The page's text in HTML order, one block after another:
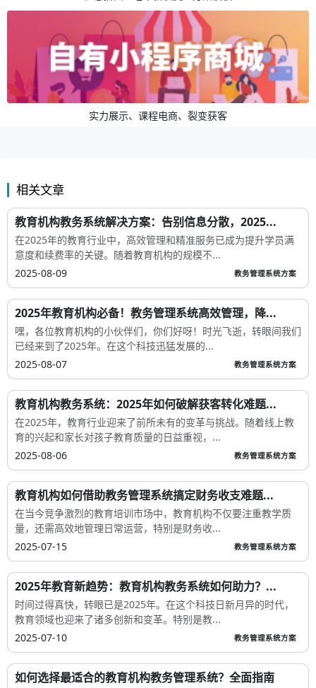
实力展示、课程电商、裂变获客
相关文章
教育机构教务系统解决方案：告别信息分散，2025...
在2025年的教育行业中，高效管理和精准服务已成为提升学员满
意度和续费率的关键。随着教育机构的规模不...
2025-08-09
教务管理系统方案
2025年教育机构必备！教务管理系统高效管理，降...
嘿，各位教育机构的小伙伴们，你们好呀！时光飞逝，转眼间我们
已经来到了2025年。在这个科技迅猛发展的...
2025-08-07
教务管理系统方案
教育机构教务系统：2025年如何破解获客转化难题...
在2025年，教育行业迎来了前所未有的变革与挑战。随着线上教
育的兴起和家长对孩子教育质量的日益重视，...
2025-08-06
教务管理系统方案
教育机构如何借助教务管理系统搞定财务收支难题...
在当今竞争激烈的教育培训市场中，教育机构不仅要注重教学质
量，还需高效地管理日常运营，特别是财务收...
2025-07-15
教务管理系统方案
2025年教育新趋势：教育机构教务系统如何助力？...
时间过得真快，转眼已是2025年。在这个科技日新月异的时代，
教育领域也迎来了诸多创新和变革。特别是教...
2025-07-10
教务管理系统方案
如何选择最适合的教育机构教务管理系统？全面指南